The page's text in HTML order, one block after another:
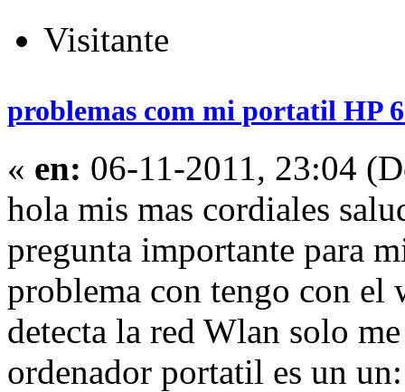
Visitante
problemas com mi portatil HP
« en: 06-11-2011, 23:04
hola mis mas cordiales
pregunta importante para
problema con tengo con
detecta la red Wlan solo
ordenador portatil es un